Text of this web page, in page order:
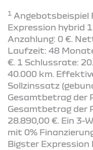
1 Angebotsbeispiel
Expression hybrid
Anzahlung: 0 €.
Laufzeit: 48
€. 1 Schlussrate:
40.000 km.
Sollzinssatz
Gesamtbetrag der
Gesamtbetrag der
28.890,00 €. Ein 3-
mit 0%
Bigster Expression